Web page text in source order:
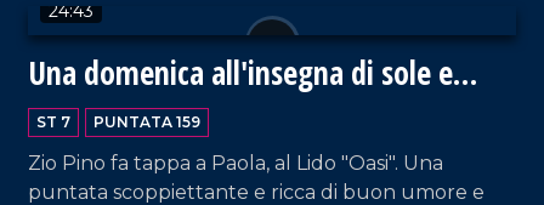
24:43
Una domenica all'insegna di sole e
mare
ST 7 PUNTATA 159
Zio Pino fa tappa a Paola, al Lido "Oasi". Una
puntata scoppiettante e ricca di buon umore e